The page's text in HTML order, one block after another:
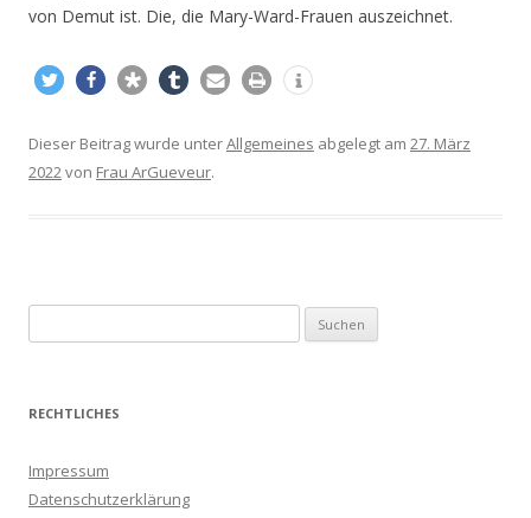
von Demut ist. Die, die Mary-Ward-Frauen auszeichnet.
Dieser Beitrag wurde unterAllgemeines abgelegt am 27. März
2022von Frau ArGueveur.
u
h
n
a
RECHTLICHES
Impressum
Datenschutzerklärung